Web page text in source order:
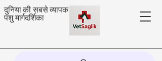
दुनिया की सबसे व्यापक
पशु मार्गदर्शिका